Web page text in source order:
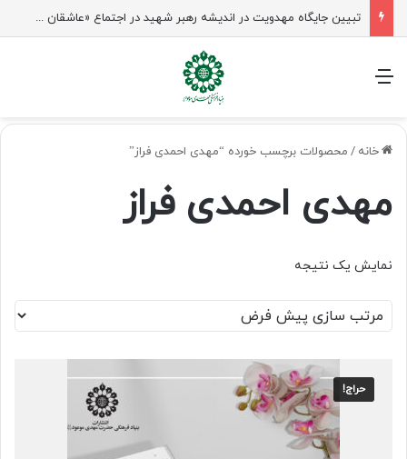
تبیین جایگاه مهدویت در اندیشه رهبر شهید در اجتماع «عاشقان ولایت» ساری
منو
خانه / محصولات برچسب خورده “مهدی احمدی فراز”
مهدی احمدی فراز
نمایش یک نتیجه
حراج!